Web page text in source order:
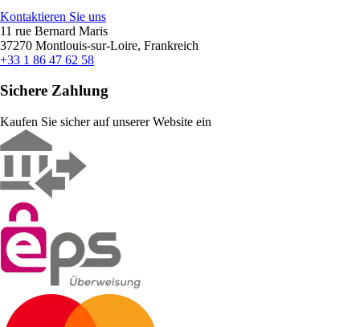
Kontaktieren Sie uns
11 rue Bernard Maris
37270 Montlouis-sur-Loire, Frankreich
+33 1 86 47 62 58
Sichere Zahlung
Kaufen Sie sicher auf unserer Website ein